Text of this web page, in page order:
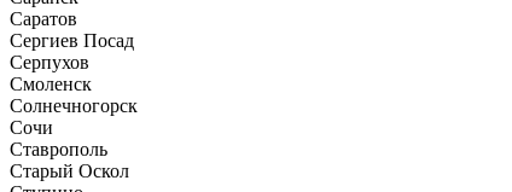
Саратов
Сергиев Посад
Серпухов
Смоленск
Солнечногорск
Сочи
Ставрополь
Старый Оскол